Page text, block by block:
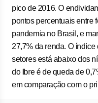
pico de 2016. O
pontos percentuais entre
pandemia no Brasil, e
27,7% da renda. O
setores está abaixo dos
do Ibre é de queda de
em comparação com o